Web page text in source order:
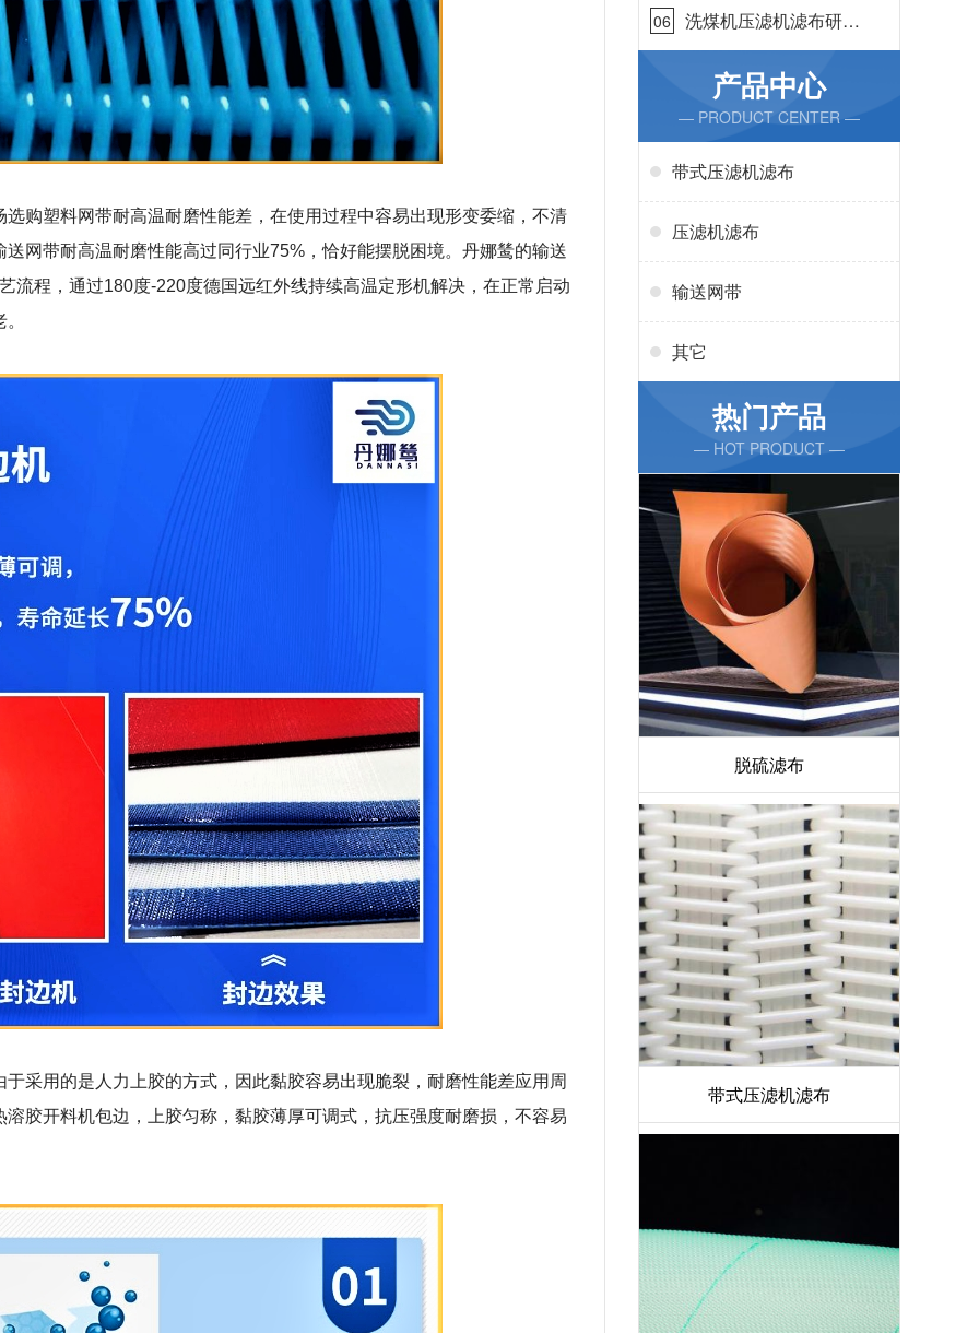
购塑料网带耐高温耐磨性能差，在使用过程中容易出现形变委缩，不清
网带耐高温耐磨性能高过同行业75% ，恰好能摆脱困境。丹娜鸶的输送
流程，通过180度-220度德国远红外线持续高温定形机解决，在正常启动
采用的是人力上胶的方式，因此黏胶容易出现脆裂，耐磨性能差应用周
胶开料机包边，上胶匀称，黏胶薄厚可调式，抗压强度耐磨损，不容易
06
洗煤机压滤机滤布研发
生产-按需定制{丹娜鸶
过滤}产品中心
— PRODUCT CENTER —
带式压滤机滤布
压滤机滤布
输送网带
其它
热门产品
— HOT PRODUCT —
脱硫滤布
带式压滤机滤布